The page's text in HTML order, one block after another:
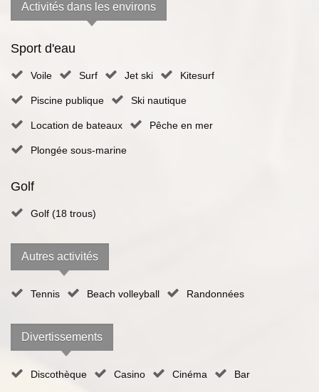
Activités dans les environs
Sport d'eau
Voile Surf Jet ski Kitesurf
Piscine publique Ski nautique
Location de bateaux Pêche en mer
Plongée sous-marine
Golf
Golf (18 trous)
Autres activités
Tennis Beach volleyball Randonnées
Divertissements
Discothèque Casino Cinéma Bar